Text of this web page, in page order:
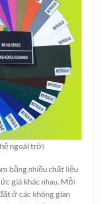
ngoài trời
bằng nhiều chất liệu
giá khác nhau. Mỗi
ở các không gian